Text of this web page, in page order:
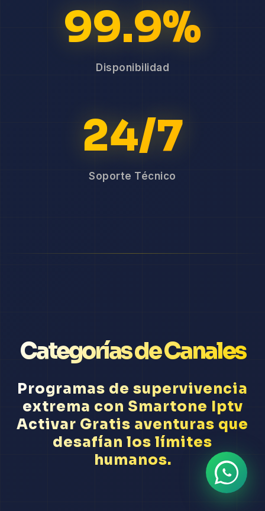
99.9%
Disponibilidad
24/7
Soporte Técnico
Categorías de Canales
Programas de supervivencia
extrema con Smartone Iptv
Activar Gratis aventuras que
desafían los límites
humanos.